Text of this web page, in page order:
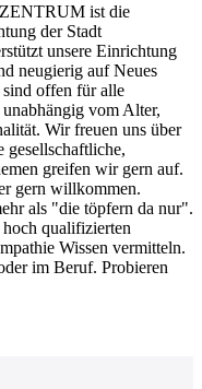
ist die
der Stadt
unsere Einrichtung
neugierig auf Neues
sind offen für alle
unabhängig vom Alter,
Wir freuen uns über
gesellschaftliche,
greifen wir gern auf.
gern willkommen.
als "die töpfern da nur".
qualifizierten
Wissen vermitteln.
im Beruf. Probieren